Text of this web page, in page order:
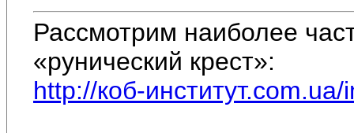
Рассмотрим наиболее
«рунический крест»:
http://коб-